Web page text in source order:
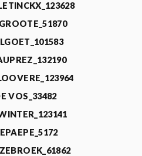
VOS_33482